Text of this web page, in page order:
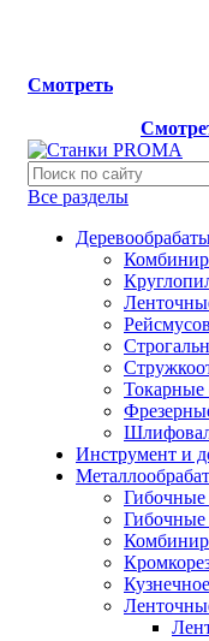
Смотреть
Все разделы
Токарные
Инструмент и
Гибочные
Гибочные